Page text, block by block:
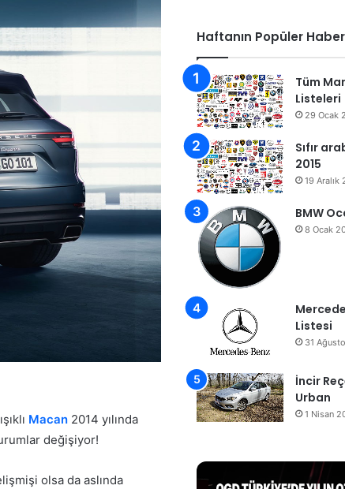
Macan 2014 yılında
değişiyor!
olsa da aslında
Haftanın Popüler
Tüm
Listeleri
29 Ocak
Sıfır
2015
19 Aralık
BMW
8 Ocak
Listesi
31
İncir
Urban
1 Nisan